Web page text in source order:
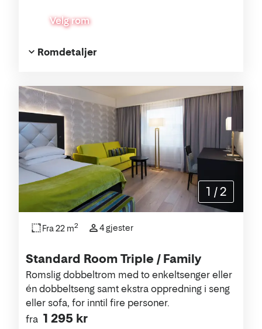
Velg rom
Romdetaljer
Standard Room Triple / Family
fra 1 295 kr
Romslig dobbeltrom med to enkeltsenger eller
én dobbeltseng samt ekstra oppredning i seng
eller sofa, for inntil fire personer.
Fra 22 m2 4 gjester
1 /2